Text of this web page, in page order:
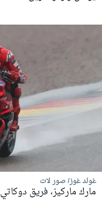
غولد غوز/ صور لات
مارك ماركيز، فريق دوكاتي